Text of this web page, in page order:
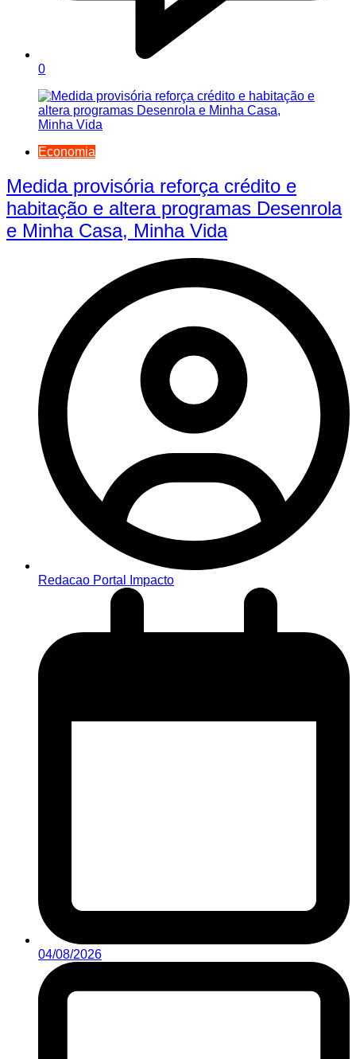
0
Economia
Medida provisória reforça crédito e
habitação e altera programas Desenrola
e Minha Casa, Minha Vida
Redacao Portal Impacto
04/08/2026